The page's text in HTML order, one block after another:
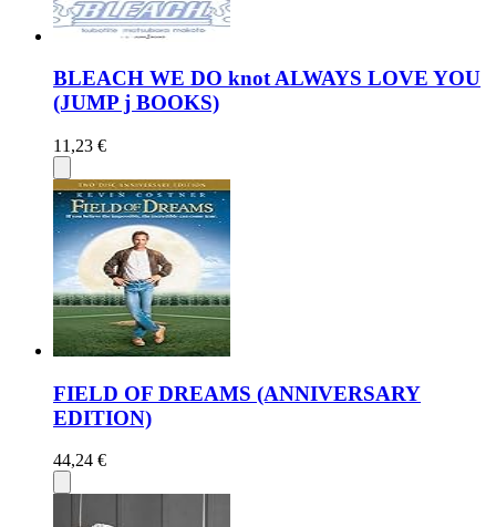
BLEACH WE DO knot ALWAYS LOVE YOU
(JUMP j BOOKS)
11,23 €
FIELD OF DREAMS (ANNIVERSARY
EDITION)
44,24 €